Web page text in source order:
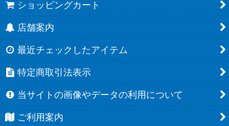
ショッピングカート
店舗案内
最近チェックしたアイテム
特定商取引法表示
当サイトの画像やデータの利用について
ご利用案内